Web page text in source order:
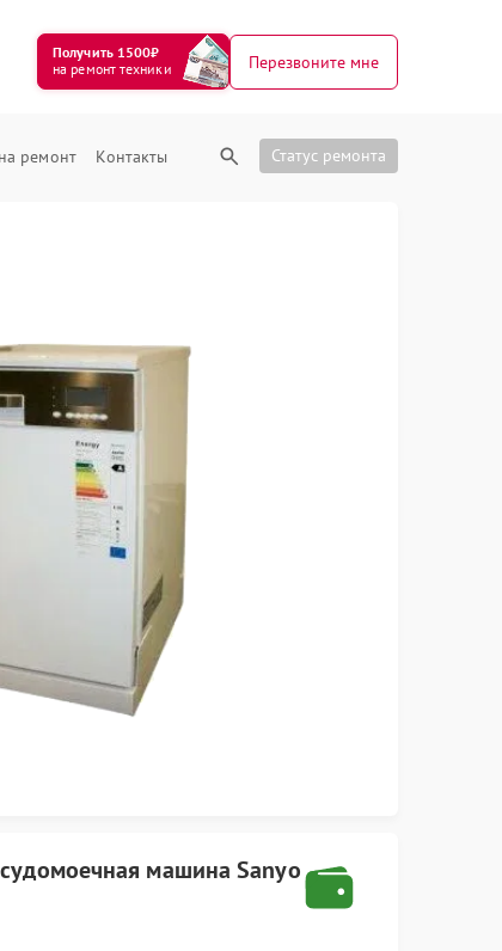
Получить 1500₽
на ремонт техники
Перезвоните мне
ремонт Контакты Статус ремонта
машина Sanyo